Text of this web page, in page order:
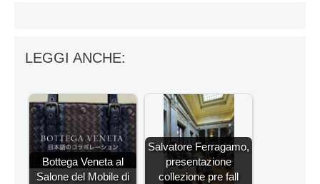
LEGGI ANCHE:
Bottega Veneta al
Salone del Mobile di
Salvatore Ferragamo,
presentazione
collezione pre fall